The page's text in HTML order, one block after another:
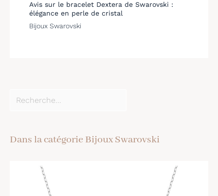
Avis sur le bracelet Dextera de Swarovski :
élégance en perle de cristal
Bijoux Swarovski
Dans la catégorie Bijoux Swarovski